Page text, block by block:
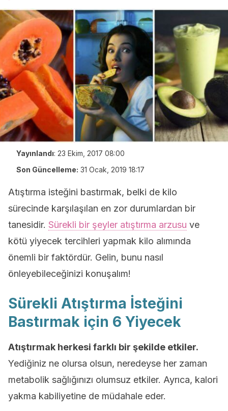
Yayınlandı: 23 Ekim, 2017 08:00
Son Güncelleme: 31 Ocak, 2019 18:17
Atıştırma isteğini bastırmak, belki de kilo
sürecinde karşılaşılan en zor durumlardan bir
tanesidir. Sürekli bir şeyler atıştırma arzusu ve
kötü yiyecek tercihleri yapmak kilo alımında
önemli bir faktördür. Gelin, bunu nasıl
önleyebileceğinizi konuşalım!
Sürekli Atıştırma İsteğini
Bastırmak için 6 Yiyecek
Atıştırmak herkesi farklı bir şekilde etkiler.
Yediğiniz ne olursa olsun, neredeyse her zaman
metabolik sağlığınızı olumsuz etkiler. Ayrıca, kalori
yakma kabiliyetine de müdahale eder.